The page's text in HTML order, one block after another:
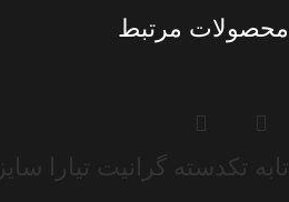
محصولات مرتبط
تابه تکدسته گرانیت تیارا سایز 24